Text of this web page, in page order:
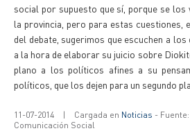
social por supuesto que sí, porque se los
la provincia, pero para estas cuestiones,
del debate, sugerimos que escuchen a
a la hora de elaborar su juicio sobre
plano a los políticos afines a su
políticos, que los dejen para un segundo
11-07-2014 | Cargada en Noticias -
Comunicación Social